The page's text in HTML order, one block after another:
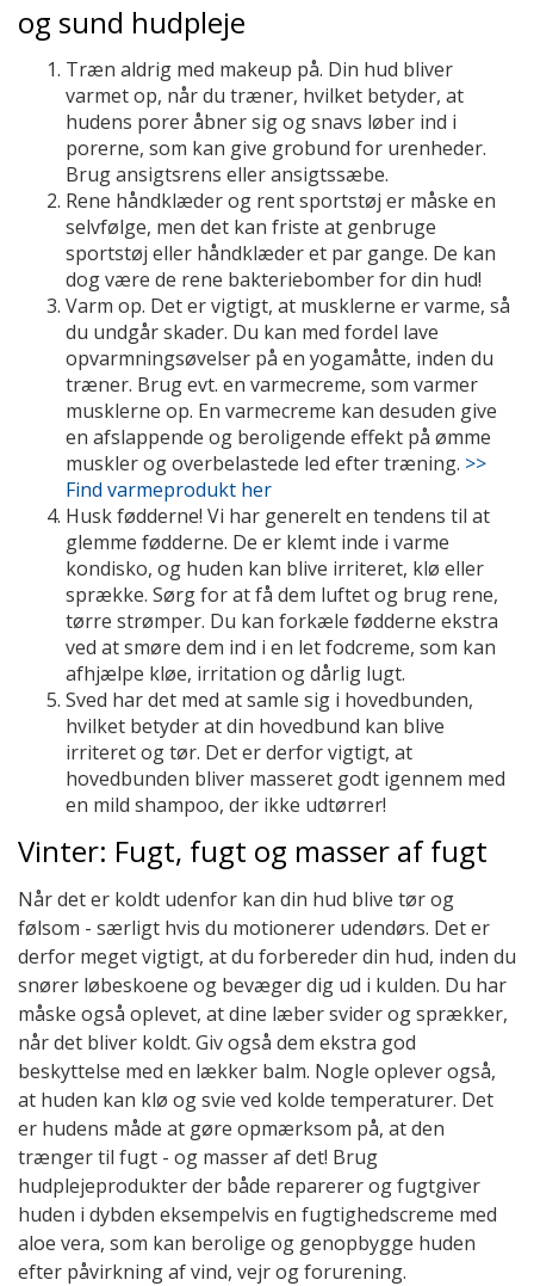
og sund hudpleje
Træn aldrig med makeup på. Din hud bliver
varmet op, når du træner, hvilket betyder, at
hudens porer åbner sig og snavs løber ind i
porerne, som kan give grobund for urenheder.
Brug ansigtsrens eller ansigtssæbe.
Rene håndklæder og rent sportstøj er måske en
selvfølge, men det kan friste at genbruge
sportstøj eller håndklæder et par gange. De kan
dog være de rene bakteriebomber for din hud!
Varm op. Det er vigtigt, at musklerne er varme, så
du undgår skader. Du kan med fordel lave
opvarmningsøvelser på en yogamåtte, inden du
træner. Brug evt. en varmecreme, som varmer
musklerne op. En varmecreme kan desuden give
en afslappende og beroligende effekt på ømme
muskler og overbelastede led efter træning. >>
Find varmeprodukt her
Husk fødderne! Vi har generelt en tendens til at
glemme fødderne. De er klemt inde i varme
kondisko, og huden kan blive irriteret, klø eller
sprække. Sørg for at få dem luftet og brug rene,
tørre strømper. Du kan forkæle fødderne ekstra
ved at smøre dem ind i en let fodcreme, som kan
afhjælpe kløe, irritation og dårlig lugt.
Sved har det med at samle sig i hovedbunden,
hvilket betyder at din hovedbund kan blive
irriteret og tør. Det er derfor vigtigt, at
hovedbunden bliver masseret godt igennem med
en mild shampoo, der ikke udtørrer!
Vinter: Fugt, fugt og masser af fugt
Når det er koldt udenfor kan din hud blive tør og
følsom - særligt hvis du motionerer udendørs. Det er
derfor meget vigtigt, at du forbereder din hud, inden du
snører løbeskoene og bevæger dig ud i kulden. Du har
måske også oplevet, at dine læber svider og sprækker,
når det bliver koldt. Giv også dem ekstra god
beskyttelse med en lækker balm. Nogle oplever også,
at huden kan klø og svie ved kolde temperaturer. Det
er hudens måde at gøre opmærksom på, at den
trænger til fugt - og masser af det! Brug
hudplejeprodukter der både reparerer og fugtgiver
huden i dybden eksempelvis en fugtighedscreme med
aloe vera, som kan berolige og genopbygge huden
efter påvirkning af vind, vejr og forurening.